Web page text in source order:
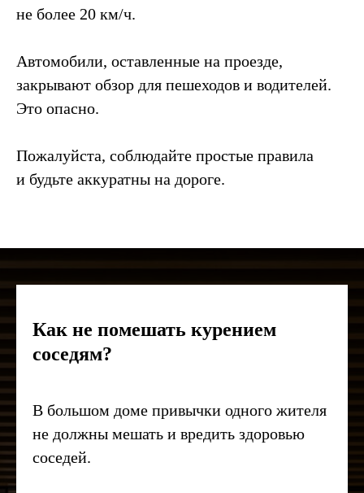
не более 20 км/ч.
Автомобили, оставленные на проезде,
закрывают обзор для пешеходов и водителей.
Это опасно.
Пожалуйста, соблюдайте простые правила
и будьте аккуратны на дороге.
Как не помешать курением
соседям?
В большом доме привычки одного жителя
не должны мешать и вредить здоровью
соседей.